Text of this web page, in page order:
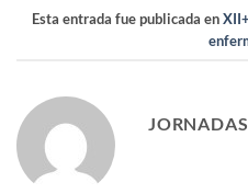
Esta entrada fue publicada en